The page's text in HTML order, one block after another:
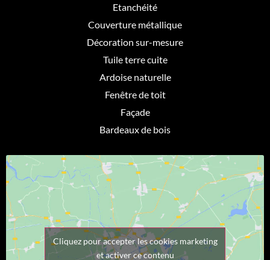
Etanchéité
Couverture métallique
Décoration sur-mesure
Tuile terre cuite
Ardoise naturelle
Fenêtre de toit
Façade
Bardeaux de bois
Cliquez pour accepter les cookies marketing
et activer ce contenu